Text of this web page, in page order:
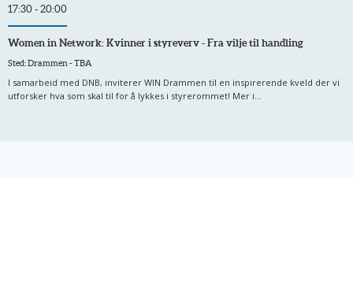
17:30 - 20:00
Women in Network: Kvinner i styreverv - Fra vilje til handling
Sted: Drammen - TBA
I samarbeid med DNB, inviterer WIN Drammen til en inspirerende kveld der vi
utforsker hva som skal til for å lykkes i styrerommet! Mer i...